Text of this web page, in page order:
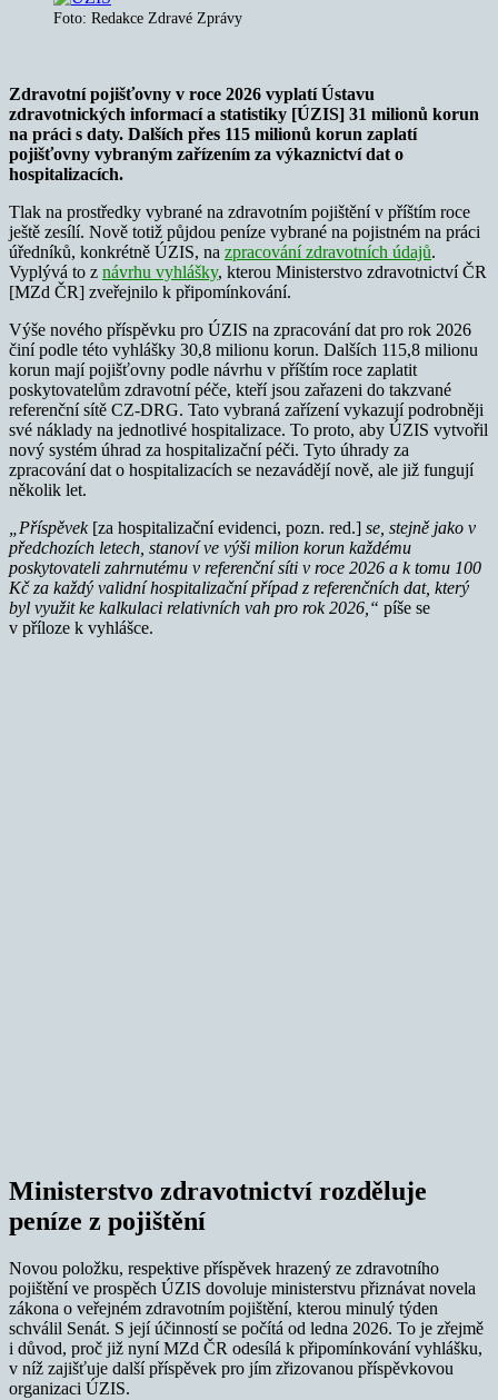
Foto: Redakce Zdravé Zprávy
Zdravotní pojišťovny v roce 2026 vyplatí Ústavu
zdravotnických informací a statistiky [ÚZIS] 31 milionů korun
na práci s daty. Dalších přes 115 milionů korun zaplatí
pojišťovny vybraným zařízením za výkaznictví dat o
hospitalizacích.
Tlak na prostředky vybrané na zdravotním pojištění v příštím roce
ještě zesílí. Nově totiž půjdou peníze vybrané na pojistném na práci
úředníků, konkrétně ÚZIS, na zpracování zdravotních údajů.
Vyplývá to z návrhu vyhlášky, kterou Ministerstvo zdravotnictví ČR
[MZd ČR] zveřejnilo k připomínkování.
Výše nového příspěvku pro ÚZIS na zpracování dat pro rok 2026
činí podle této vyhlášky 30,8 milionu korun. Dalších 115,8 milionu
korun mají pojišťovny podle návrhu v příštím roce zaplatit
poskytovatelům zdravotní péče, kteří jsou zařazeni do takzvané
referenční sítě CZ-DRG. Tato vybraná zařízení vykazují podrobněji
své náklady na jednotlivé hospitalizace. To proto, aby ÚZIS vytvořil
nový systém úhrad za hospitalizační péči. Tyto úhrady za
zpracování dat o hospitalizacích se nezavádějí nově, ale již fungují
několik let.
„Příspěvek [za hospitalizační evidenci, pozn. red.] se, stejně jako v
předchozích letech, stanoví ve výši milion korun každému
poskytovateli zahrnutému v referenční síti v roce 2026 a k tomu 100
Kč za každý validní hospitalizační případ z referenčních dat, který
byl využit ke kalkulaci relativních vah pro rok 2026,“ píše se
v příloze k vyhlášce.
Ministerstvo zdravotnictví rozděluje
peníze z pojištění
Novou položku, respektive příspěvek hrazený ze zdravotního
pojištění ve prospěch ÚZIS dovoluje ministerstvu přiznávat novela
zákona o veřejném zdravotním pojištění, kterou minulý týden
schválil Senát. S její účinností se počítá od ledna 2026. To je zřejmě
i důvod, proč již nyní MZd ČR odesílá k připomínkování vyhlášku,
v níž zajišťuje další příspěvek pro jím zřizovanou příspěvkovou
organizaci ÚZIS.